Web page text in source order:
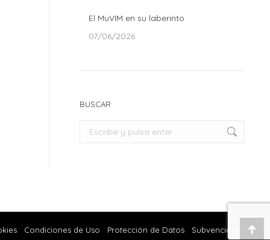
El MuVIM en su laberinto
07/06/2026
BUSCAR
Buscar:
Condiciones de Uso Protección de Datos Subvenciones
Ir